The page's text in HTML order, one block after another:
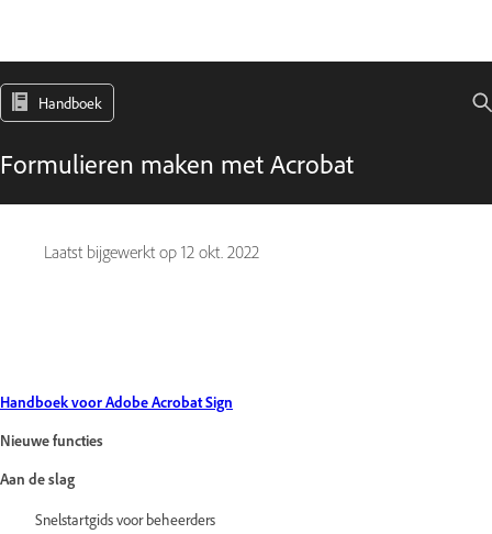
Handboek
Formulieren maken met Acrobat
Laatst bijgewerkt op 12 okt. 2022
Handboek voor Adobe Acrobat Sign
Nieuwe functies
Aan de slag
Snelstartgids voor beheerders